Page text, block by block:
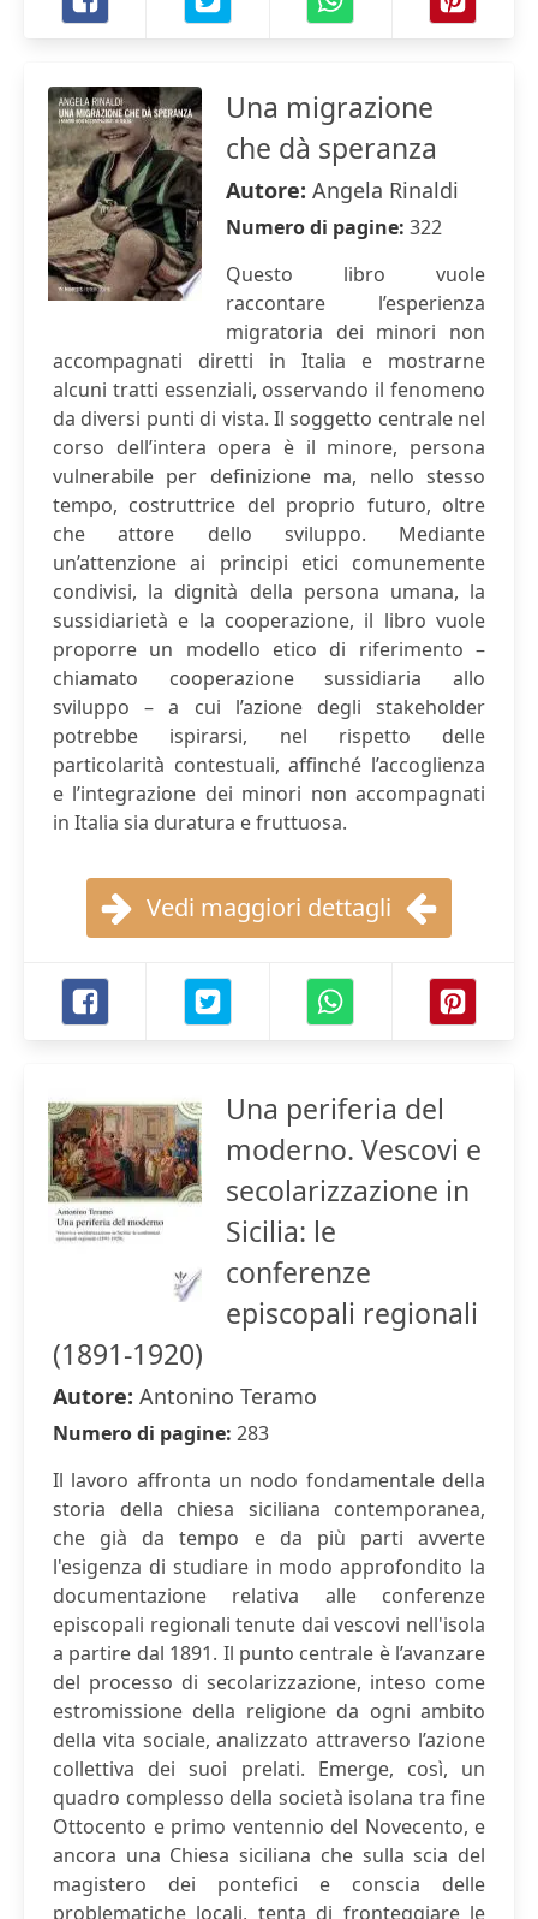
Una migrazione
che dà speranza
Autore: Angela Rinaldi
Numero di pagine: 322
Questo libro vuole
raccontare l’esperienza
migratoria dei minori non
accompagnati diretti in Italia e mostrarne
alcuni tratti essenziali, osservando il fenomeno
da diversi punti di vista. Il soggetto centrale nel
corso dell’intera opera è il minore, persona
vulnerabile per definizione ma, nello stesso
tempo, costruttrice del proprio futuro, oltre
che attore dello sviluppo. Mediante
un’attenzione ai principi etici comunemente
condivisi, la dignità della persona umana, la
sussidiarietà e la cooperazione, il libro vuole
proporre un modello etico di riferimento –
chiamato cooperazione sussidiaria allo
sviluppo – a cui l’azione degli stakeholder
potrebbe ispirarsi, nel rispetto delle
particolarità contestuali, affinché l’accoglienza
e l’integrazione dei minori non accompagnati
in Italia sia duratura e fruttuosa.
Vedi maggiori dettagli
Una periferia del
moderno. Vescovi e
secolarizzazione in
Sicilia: le
conferenze
episcopali regionali
(1891-1920)
Autore: Antonino Teramo
Numero di pagine: 283
Il lavoro affronta un nodo fondamentale della
storia della chiesa siciliana contemporanea,
che già da tempo e da più parti avverte
l'esigenza di studiare in modo approfondito la
documentazione relativa alle conferenze
episcopali regionali tenute dai vescovi nell'isola
a partire dal 1891. Il punto centrale è l’avanzare
del processo di secolarizzazione, inteso come
estromissione della religione da ogni ambito
della vita sociale, analizzato attraverso l’azione
collettiva dei suoi prelati. Emerge, così, un
quadro complesso della società isolana tra fine
Ottocento e primo ventennio del Novecento, e
ancora una Chiesa siciliana che sulla scia del
magistero dei pontefici e conscia delle
problematiche locali, tenta di fronteggiare le